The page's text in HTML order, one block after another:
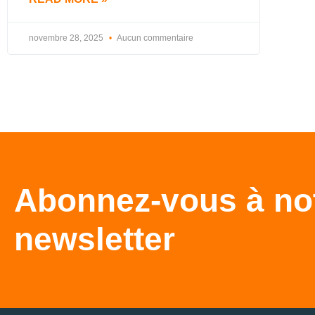
novembre 28, 2025 Aucun commentaire
Abonnez-vous à
newsletter